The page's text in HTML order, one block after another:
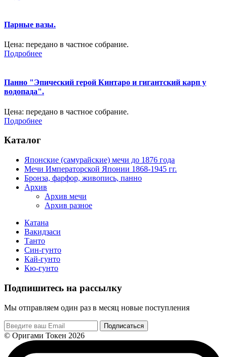
Парные вазы.
Цена: передано в частное собрание.
Подробнее
Панно "Эпический герой Кинтаро и гигантский карп у
водопада".
Цена: передано в частное собрание.
Подробнее
Каталог
Японские (самурайские) мечи до 1876 года
Мечи Императорской Японии 1868-1945 гг.
Бронза, фарфор, живопись, панно
Архив
Архив мечи
Архив разное
Катана
Вакидзаси
Танто
Син-гунто
Кай-гунто
Кю-гунто
Подпишитесь на рассылку
Мы отправляем один раз в месяц новые поступления
Подписаться
© Оригами Токен 2026